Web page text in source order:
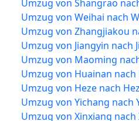
Umzug von Shangrao
Umzug von Weihai nach
Umzug von Zhangjiakou
Umzug von Jiangyin nach
Umzug von Maoming
Umzug von Huainan nach
Umzug von Heze nach
Umzug von Yichang nach
Umzug von Xinxiang nach